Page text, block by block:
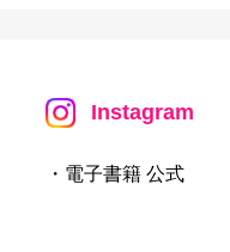
Instagram
・電子書籍 公式